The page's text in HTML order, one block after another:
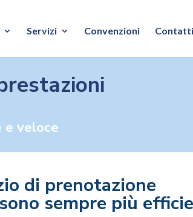
Servizi Convenzioni Contatti
e veloce
di prenotazione
sempre più